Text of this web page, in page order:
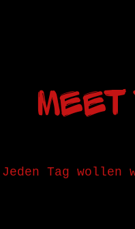
Meet
Jeden Tag